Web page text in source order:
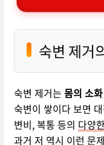
숙변 제거
숙변 제거는 몸의 소
숙변이 쌓이다 보면
변비, 복통 등의 다양
과거 저 역시 이런 문